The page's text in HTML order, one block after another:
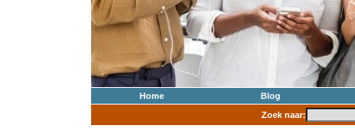
Home
Blog
Zoek naar: